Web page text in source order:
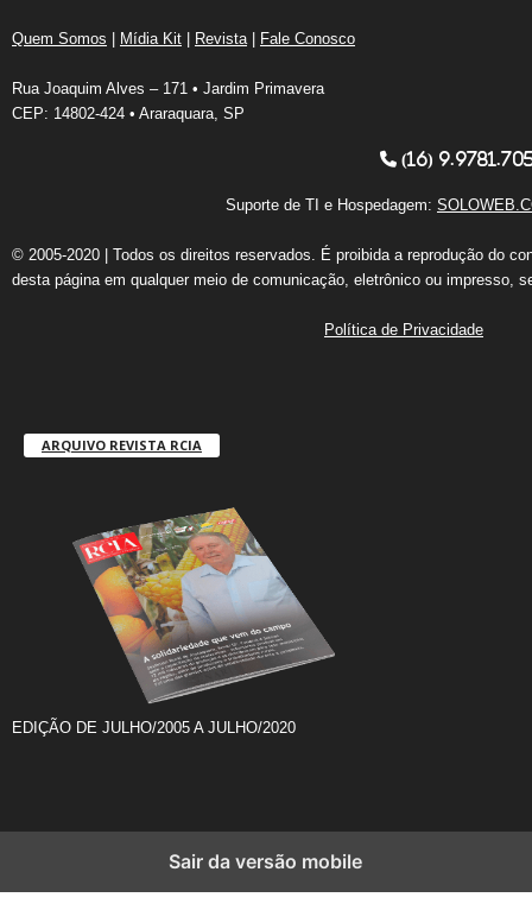
Quem Somos | Mídia Kit | Revista | Fale Conosco
Rua Joaquim Alves – 171 • Jardim Primavera
CEP: 14802-424 • Araraquara, SP
(16)
Suporte de TI e Hospedagem:
© 2005-2020 | Todos os direitos reservados. É proibida a reprodução do
desta página em qualquer meio de comunicação, eletrônico ou impresso,
Política de Privacidade
ARQUIVO REVISTA RCIA
EDIÇÃO DE JULHO/2005 A JULHO/2020
Sair da versão mobile